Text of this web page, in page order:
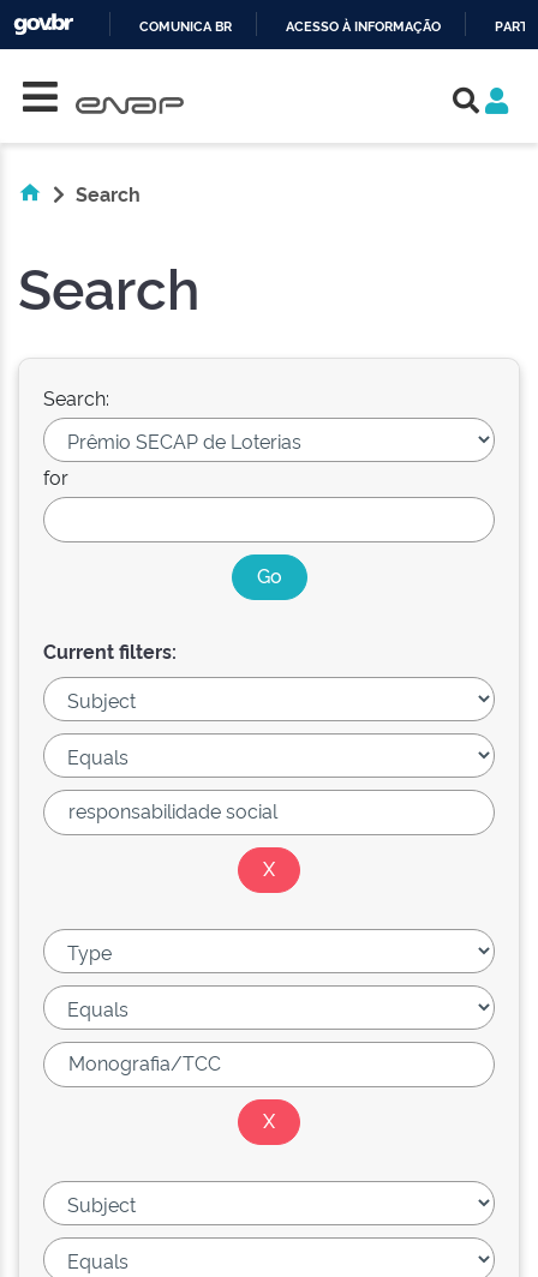
COMUNICA BR ACESSO À INFORMAÇÃO
Search
Search
Search:
for
Current filters: